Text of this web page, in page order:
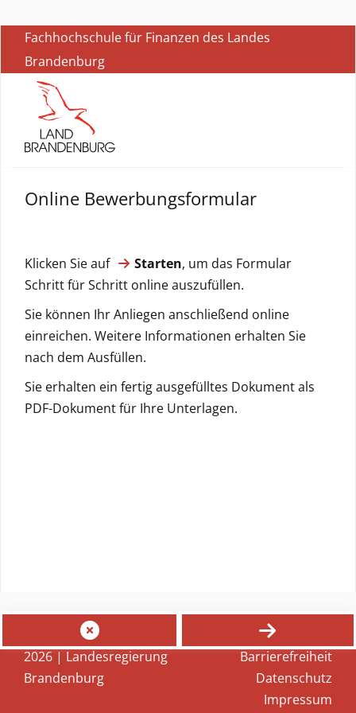
Fachhochschule für Finanzen des Landes
Brandenburg
Online Bewerbungsformular
Klicken Sie auf Starten, um das Formular
Schritt für Schritt online auszufüllen.
Sie können Ihr Anliegen anschließend online
einreichen. Weitere Informationen erhalten Sie
nach dem Ausfüllen.
Sie erhalten ein fertig ausgefülltes Dokument als
PDF-Dokument für Ihre Unterlagen.
Abbrechen Starten
2026 | Landesregierung
Brandenburg
Barrierefreiheit
Datenschutz
Impressum